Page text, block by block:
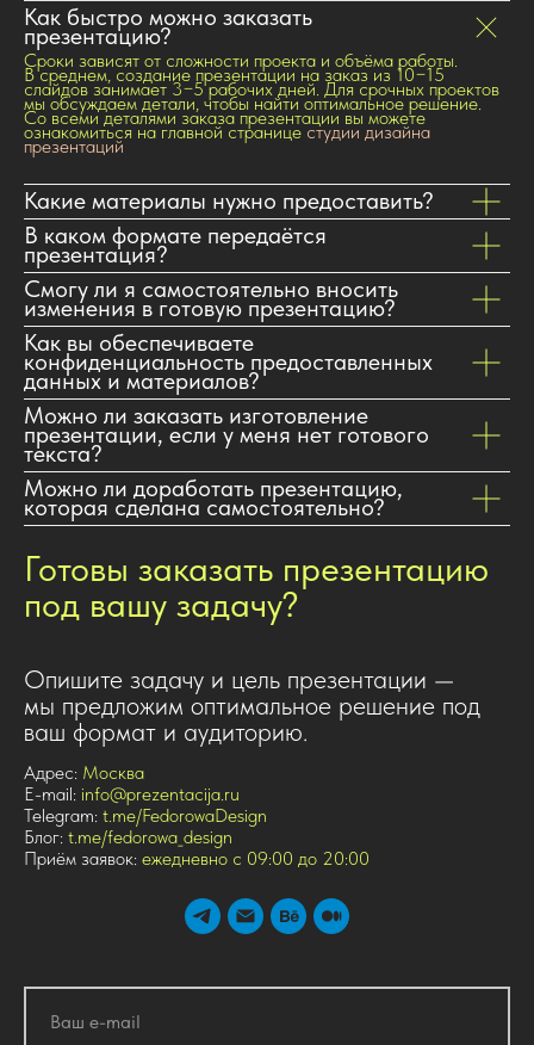
Как быстро можно заказать
презентацию?
Сроки зависят от сложности проекта и объёма работы.
В среднем, создание презентации на заказ из 10−15
слайдов занимает 3−5 рабочих дней. Для срочных проектов
мы обсуждаем детали, чтобы найти оптимальное решение.
Со всеми деталями заказа презентации вы можете
ознакомиться на главной страницестудии дизайна
презентаций
Какие материалы нужно предоставить?
В каком формате передаётся
презентация?
Смогу ли я самостоятельно вносить
изменения в готовую презентацию?
Как вы обеспечиваете
конфиденциальность предоставленных
данных и материалов?
Можно ли заказать изготовление
презентации, если у меня нет готового
текста?
Можно ли доработать презентацию,
которая сделана самостоятельно?
Готовы заказать презентацию
под вашу задачу?
Опишите задачу и цель презентации —
мы предложим оптимальное решение под
ваш формат и аудиторию.
Адрес: Москва
E-mail: info@prezentacija.ru
Telegram: t.me/FedorowaDesign
Блог: t.me/fedorowa_design
Приём заявок: ежедневно с 09:00 до 20:00